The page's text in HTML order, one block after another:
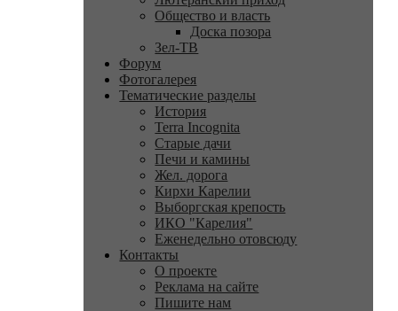
Общество и власть
Доска позора
Зел-ТВ
Форум
Фотогалерея
Тематические разделы
История
Terra Incognita
Старые дачи
Печи и камины
Жел. дорога
Кирхи Карелии
Выборгская крепость
ИКО "Карелия"
Еженедельно отовсюду
Контакты
О проекте
Реклама на сайте
Пишите нам